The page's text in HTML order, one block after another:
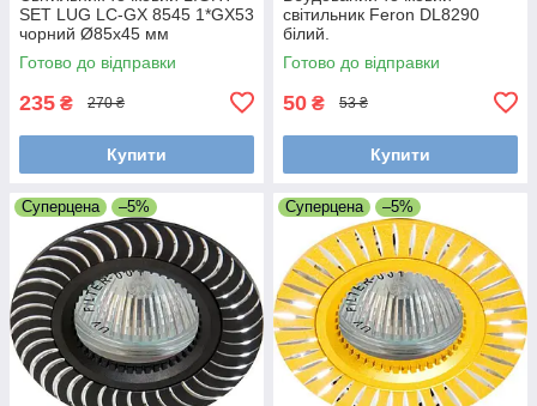
SET LUG LC-GX 8545 1*GX53
чорний Ø85х45 мм
Готово до відправки
235 ₴ 270 ₴
Купити
світильник Feron DL8290
білий.
Готово до відправки
50 ₴ 53 ₴
Купити
Суперцена –5% Суперцена –5%